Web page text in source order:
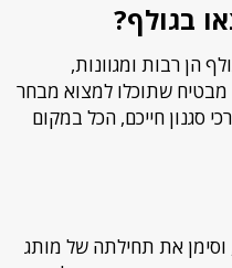
בגולף?
הן רבות ומגוונות,
מבטיח שתוכלו למצוא מבחר
סגנון חייכם, הכל במקום
של גולף החל בשנת 1987, וסימן את תחילתה של מותג